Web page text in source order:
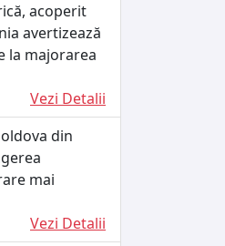
acoperit
avertizează
la majorarea
Vezi Detalii
din
mai
Vezi Detalii